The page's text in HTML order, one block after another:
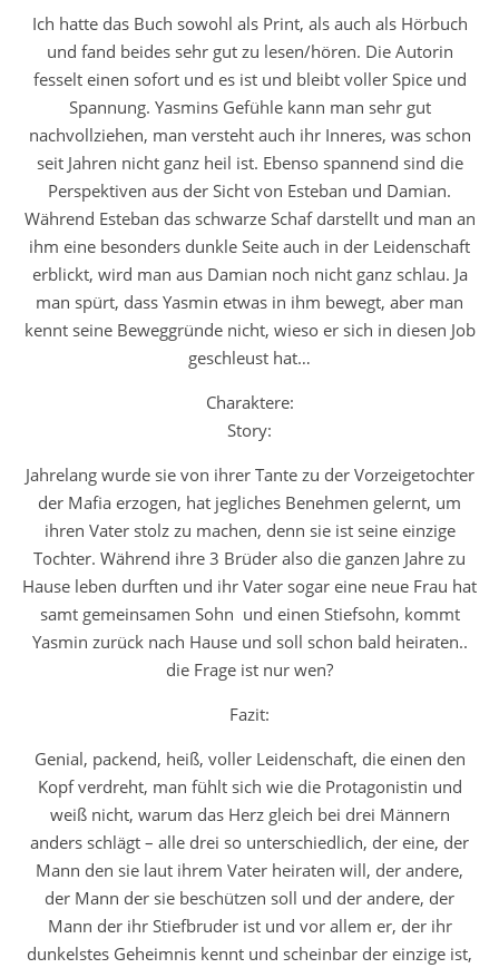
Ich hatte das Buch sowohl als Print, als auch als Hörbuch
und fand beides sehr gut zu lesen/hören. Die Autorin
fesselt einen sofort und es ist und bleibt voller Spice und
Spannung. Yasmins Gefühle kann man sehr gut
nachvollziehen, man versteht auch ihr Inneres, was schon
seit Jahren nicht ganz heil ist. Ebenso spannend sind die
Perspektiven aus der Sicht von Esteban und Damian.
Während Esteban das schwarze Schaf darstellt und man an
ihm eine besonders dunkle Seite auch in der Leidenschaft
erblickt, wird man aus Damian noch nicht ganz schlau. Ja
man spürt, dass Yasmin etwas in ihm bewegt, aber man
kennt seine Beweggründe nicht, wieso er sich in diesen Job
geschleust hat…
Charaktere:
Story:
Jahrelang wurde sie von ihrer Tante zu der Vorzeigetochter
der Mafia erzogen, hat jegliches Benehmen gelernt, um
ihren Vater stolz zu machen, denn sie ist seine einzige
Tochter. Während ihre 3 Brüder also die ganzen Jahre zu
Hause leben durften und ihr Vater sogar eine neue Frau hat
samt gemeinsamen Sohn und einen Stiefsohn, kommt
Yasmin zurück nach Hause und soll schon bald heiraten..
die Frage ist nur wen?
Fazit:
Genial, packend, heiß, voller Leidenschaft, die einen den
Kopf verdreht, man fühlt sich wie die Protagonistin und
weiß nicht, warum das Herz gleich bei drei Männern
anders schlägt – alle drei so unterschiedlich, der eine, der
Mann den sie laut ihrem Vater heiraten will, der andere,
der Mann der sie beschützen soll und der andere, der
Mann der ihr Stiefbruder ist und vor allem er, der ihr
dunkelstes Geheimnis kennt und scheinbar der einzige ist,